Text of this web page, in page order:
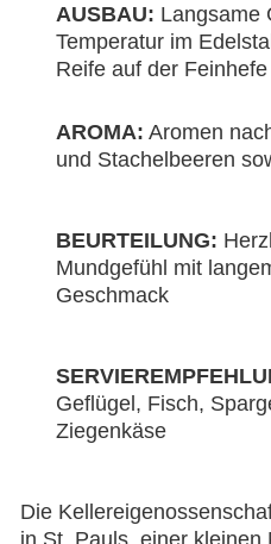
AUSBAU: Langsame
Temperatur im
Reife auf der Feinhefe
AROMA: Aromen
und Stachelbeeren
BEURTEILUNG:
Mundgefühl mit
Geschmack
Geflügel, Fisch,
Ziegenkäse
Die
in St. Pauls, einer